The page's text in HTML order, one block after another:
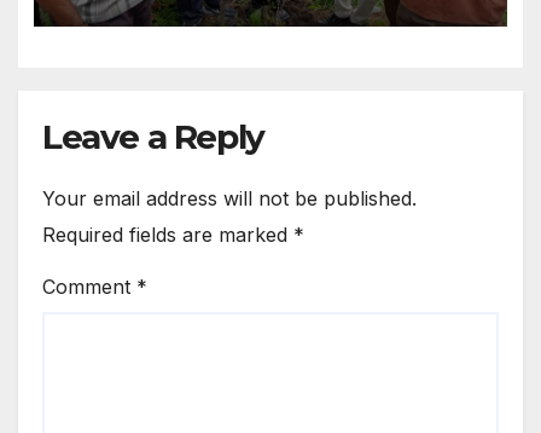
Leave a Reply
Your email address will not be published.
Required fields are marked *
Comment *